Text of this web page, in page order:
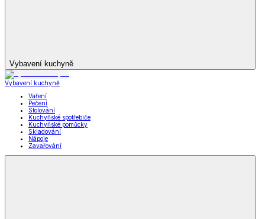
Vybavení kuchyně
Vybavení kuchyně
Vaření
Pečení
Stolování
Kuchyňské spotřebiče
Kuchyňské pomůcky
Skladování
Nápoje
Zavařování